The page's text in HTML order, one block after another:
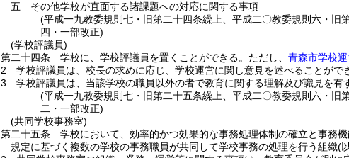
五
その他学校が直面する諸課題への対応に関する事項
(平成一九教委規則七・旧第二十四条繰上、平成二〇教委規則六・旧
四・一部改正)
(学校評議員)
第二十四条
学校に、学校評議員を置くことができる。 ただし、 青森市学校
2
学校評議員は、校長の求めに応じ、学校運営に関し意見を述べることがで
3
学校評議員は、当該学校の職員以外の者で教育に関する理解及び識見を有
(平成一九教委規則七・旧第二十五条繰上、平成二〇教委規則六・旧
二・一部改正)
(共同学校事務室)
第二十五条
学校において、効率的かつ効果的な事務処理体制の確立と事務
規定に基づく複数の学校の事務職員が共同して学校事務の処理を行う組織(